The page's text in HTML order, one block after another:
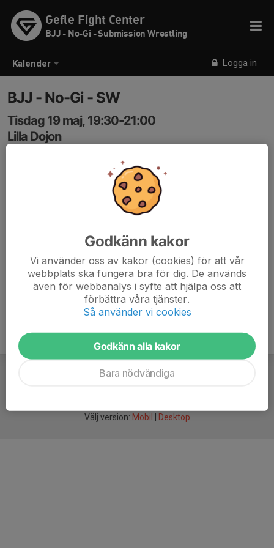
Kalender Logga in
Gefle Fight Center
BJJ - No-Gi - Submission Wrestling
BJJ - No-Gi - SW
Tisdag 19 maj, 19:30-21:00
Lilla Dojon
Om antalet bokade är under 4st innan klockan 17:00
Välj version: Mobil Desktop
Godkänn kakor
Vi använder oss av kakor (cookies) för att vår
webbplats ska fungera bra för dig. De används
även för webbanalys i syfte att hjälpa oss att
förbättra våra tjänster.
Så använder vi cookies
Godkänn alla kakor
Bara nödvändiga